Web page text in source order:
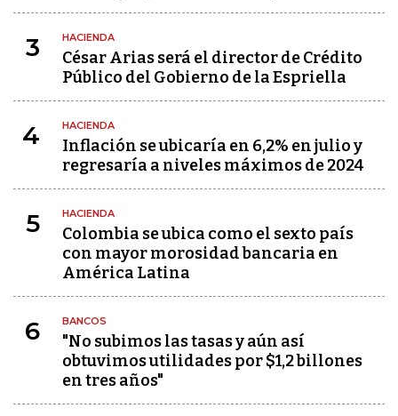
3 HACIENDA
César Arias será el director de Crédito
Público del Gobierno de la Espriella
4 HACIENDA
Inflación se ubicaría en 6,2% en julio y
regresaría a niveles máximos de 2024
5 HACIENDA
Colombia se ubica como el sexto país
con mayor morosidad bancaria en
América Latina
6 BANCOS
"No subimos las tasas y aún así
obtuvimos utilidades por $1,2 billones
en tres años"